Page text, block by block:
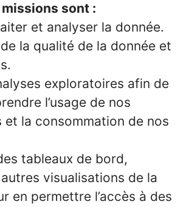
sont :
et analyser la donnée.
la qualité de la donnée et
exploratoires afin de
l’usage de nos
et la consommation de nos
tableaux de bord,
visualisations de la
en permettre l’accès à des